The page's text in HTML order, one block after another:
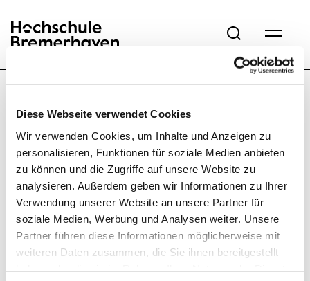
Diese Webseite verwendet Cookies
Wir verwenden Cookies, um Inhalte und Anzeigen zu
personalisieren, Funktionen für soziale Medien anbieten
zu können und die Zugriffe auf unsere Website zu
analysieren. Außerdem geben wir Informationen zu Ihrer
Verwendung unserer Website an unsere Partner für
soziale Medien, Werbung und Analysen weiter. Unsere
Partner führen diese Informationen möglicherweise mit
weiteren Daten zusammen, die Sie ihnen bereitgestellt
Hochschule Bremerhaven
Vielen Dank für
Deine
Anmeldung.Eine
Bestätigungsmail
wird an die
angegebene
Mailadresse
gesendet.